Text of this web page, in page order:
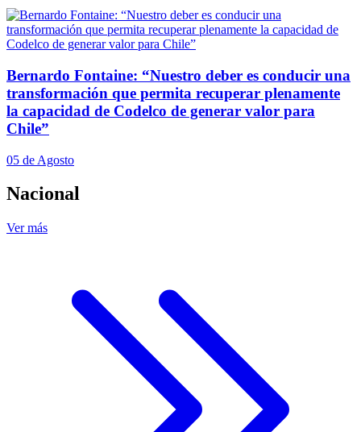
Bernardo Fontaine: “Nuestro deber es conducir una
transformación que permita recuperar plenamente
la capacidad de Codelco de generar valor para
Chile”
05 de Agosto
Nacional
Ver más